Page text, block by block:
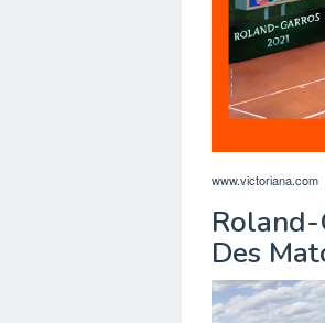
www.victoriana.com
Des